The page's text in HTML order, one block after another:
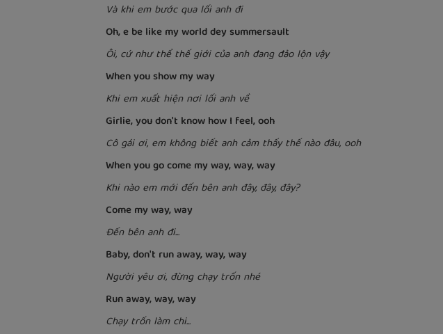
Và khi em bước qua lối anh đi
Oh, e be like my world dey summersault
Ôi, cứ như thể thế giới của anh đang đảo lộn vậy
When you show my way
Khi em xuất hiện nơi lối anh về
Girlie, you don't know how I feel, ooh
Cô gái ơi, em không biết anh cảm thấy thế nào đâu, ooh
When you go come my way, way, way
Khi nào em mới đến bên anh đây, đây, đây?
Come my way, way
Đến bên anh đi...
Baby, don't run away, way, way
Người yêu ơi, đừng chạy trốn nhé
Run away, way, way
Chạy trốn làm chi...